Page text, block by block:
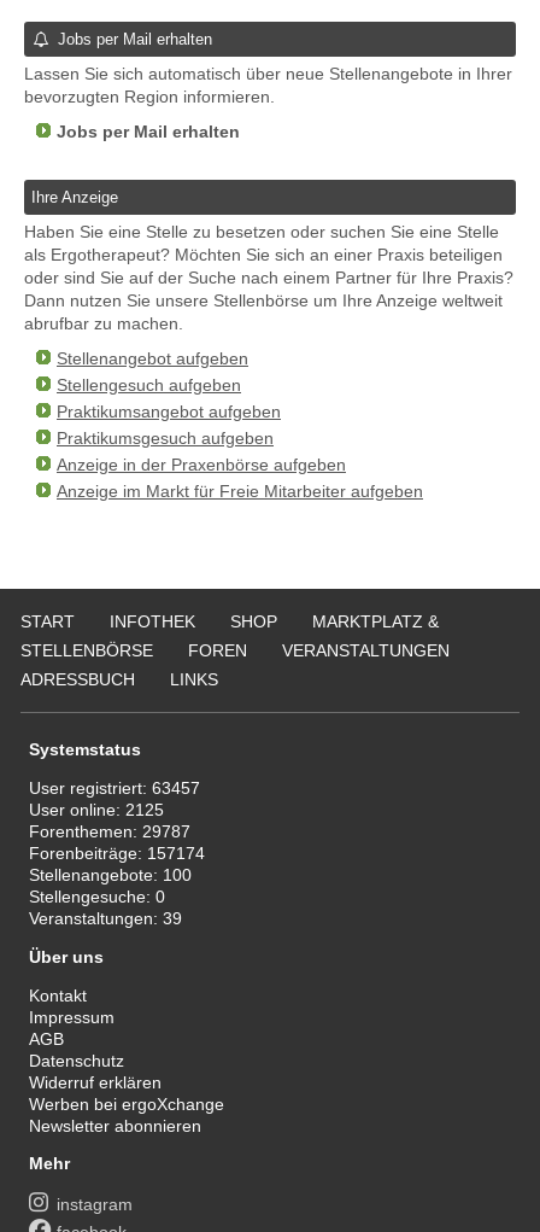
Jobs per Mail erhalten
Lassen Sie sich automatisch über neue Stellenangebote in Ihrer
bevorzugten Region informieren.
Jobs per Mail erhalten
Ihre Anzeige
Haben Sie eine Stelle zu besetzen oder suchen Sie eine Stelle
als Ergotherapeut? Möchten Sie sich an einer Praxis beteiligen
oder sind Sie auf der Suche nach einem Partner für Ihre Praxis?
Dann nutzen Sie unsere Stellenbörse um Ihre Anzeige weltweit
abrufbar zu machen.
Stellenangebot aufgeben
Stellengesuch aufgeben
Praktikumsangebot aufgeben
Praktikumsgesuch aufgeben
Anzeige in der Praxenbörse aufgeben
Anzeige im Markt für Freie Mitarbeiter aufgeben
START INFOTHEK SHOP
MARKTPLATZ &
STELLENBÖRSE
FOREN
VERANSTALTUNGEN
ADRESSBUCH
LINKS
Systemstatus
User registriert:63457
User online: 2125
Forenthemen: 29787
Forenbeiträge: 157174
Stellenangebote: 100
Stellengesuche:0
Veranstaltungen:39
Über uns
Kontakt
Impressum
AGB
Datenschutz
Widerruf erklären
Werben bei ergoXchange
Newsletter abonnieren
Mehr
instagram